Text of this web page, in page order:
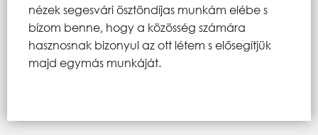
nézek segesvári ösztöndíjas munkám elébe s
bízom benne, hogy a közösség számára
hasznosnak bizonyul az ott létem s elősegítjük
majd egymás munkáját.